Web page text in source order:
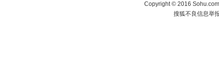
Copyright©2016
搜狐不良信息举